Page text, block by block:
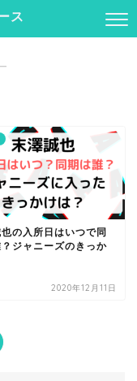
ス
の入所日はいつで同
ジャニーズのきっか
2020年12月11日